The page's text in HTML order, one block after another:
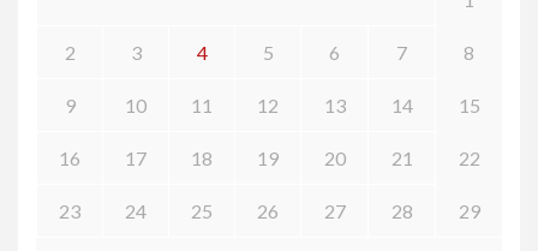
2 3 4 5 6 7 8
9 10 11 12 13 14 15
16 17 18 19 20 21 22
23 24 25 26 27 28 29